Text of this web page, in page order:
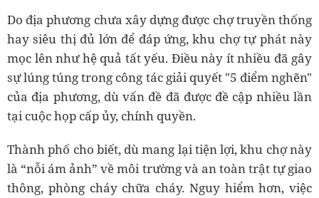
Do địa phương chưa xây dựng được chợ truyền thống
hay siêu thị đủ lớn để đáp ứng, khu chợ tự phát này
mọc lên như hệ quả tất yếu. Điều này ít nhiều đã gây
sự lúng túng trong công tác giải quyết "5 điểm nghẽn"
của địa phương, dù vấn đề đã được đề cập nhiều lần
tại cuộc họp cấp ủy, chính quyền.
Thành phố cho biết, dù mang lại tiện lợi, khu chợ này
là “nỗi ám ảnh” về môi trường và an toàn trật tự giao
thông, phòng cháy chữa cháy. Nguy hiểm hơn, việc